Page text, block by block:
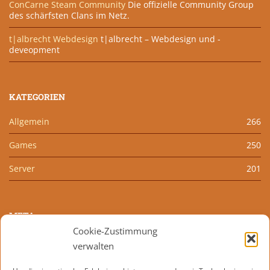
Cookie-Zustimmung
verwalten
ConCarne Steam Community Die offizielle Community Group
des schärfsten Clans im Netz.
t|albrecht Webdesign t|albrecht – Webdesign und -
deveopment
KATEGORIEN
Allgemein 266
Games 250
Server 201
META